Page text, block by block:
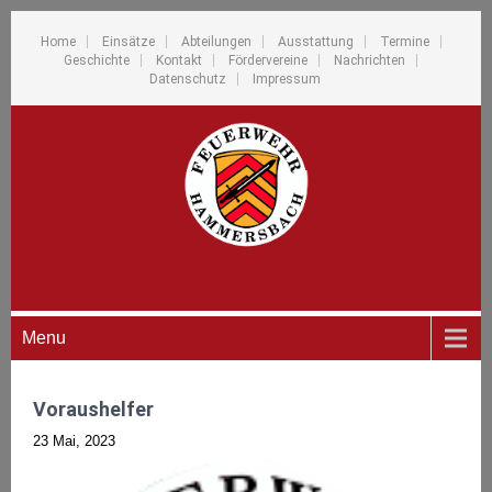
Home Einsätze Abteilungen Ausstattung
Termine
Geschichte
Kontakt Fördervereine
Nachrichten
Datenschutz
Impressum
Menu
Voraushelfer
23 Mai, 2023